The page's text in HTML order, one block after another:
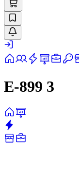
Е-899 3